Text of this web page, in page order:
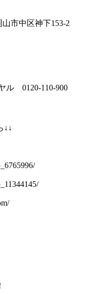
市中区神下153-2
ル 0120-110-900
↓↓